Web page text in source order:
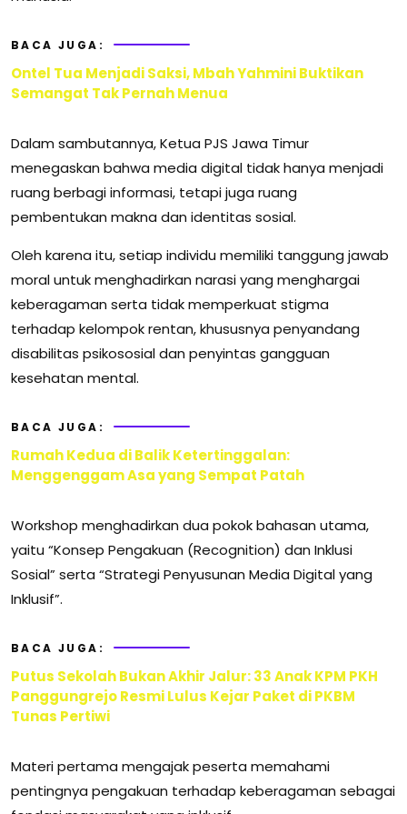
BACA JUGA:
Ontel Tua Menjadi Saksi, Mbah Yahmini Buktikan
Semangat Tak Pernah Menua
Dalam sambutannya, Ketua PJS Jawa Timur
menegaskan bahwa media digital tidak hanya menjadi
ruang berbagi informasi, tetapi juga ruang
pembentukan makna dan identitas sosial.
Oleh karena itu, setiap individu memiliki tanggung jawab
moral untuk menghadirkan narasi yang menghargai
keberagaman serta tidak memperkuat stigma
terhadap kelompok rentan, khususnya penyandang
disabilitas psikososial dan penyintas gangguan
kesehatan mental.
BACA JUGA:
Rumah Kedua di Balik Ketertinggalan:
Menggenggam Asa yang Sempat Patah
Workshop menghadirkan dua pokok bahasan utama,
yaitu “Konsep Pengakuan (Recognition) dan Inklusi
Sosial” serta “Strategi Penyusunan Media Digital yang
Inklusif”.
BACA JUGA:
Putus Sekolah Bukan Akhir Jalur: 33 Anak KPM PKH
Panggungrejo Resmi Lulus Kejar Paket di PKBM
Tunas Pertiwi
Materi pertama mengajak peserta memahami
pentingnya pengakuan terhadap keberagaman sebagai